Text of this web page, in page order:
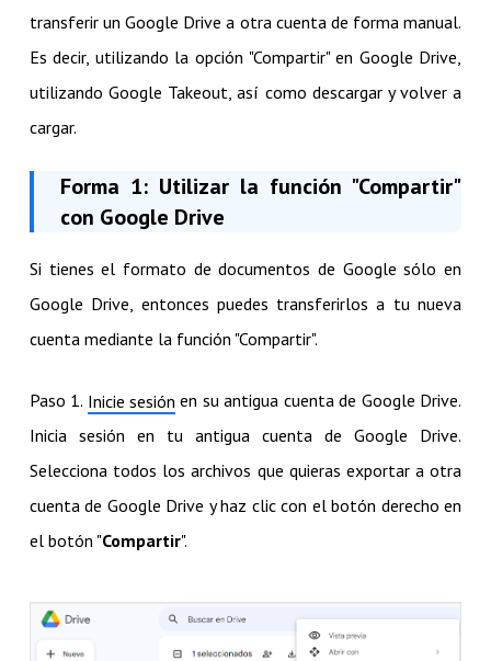
transferir un Google Drive a otra cuenta de forma manual.
Es decir, utilizando la opción "Compartir" en Google Drive,
utilizando Google Takeout, así como descargar y volver a
cargar.
Forma 1: Utilizar la función "Compartir"
con Google Drive
Si tienes el formato de documentos de Google sólo en
Google Drive, entonces puedes transferirlos a tu nueva
cuenta mediante la función "Compartir".
Paso 1. Inicie sesión en su antigua cuenta de Google Drive.
Inicia sesión en tu antigua cuenta de Google Drive.
Selecciona todos los archivos que quieras exportar a otra
cuenta de Google Drive y haz clic con el botón derecho en
el botón "Compartir".